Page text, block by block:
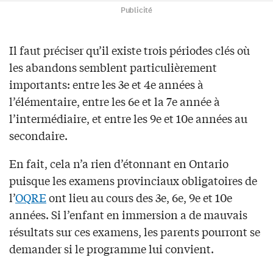
Publicité
Il faut préciser qu’il existe trois périodes clés où
les abandons semblent particulièrement
importants: entre les 3e et 4e années à
l’élémentaire, entre les 6e et la 7e année à
l’intermédiaire, et entre les 9e et 10e années au
secondaire.
En fait, cela n’a rien d’étonnant en Ontario
puisque les examens provinciaux obligatoires de
l’OQREont lieu au cours des 3e, 6e, 9e et 10e
années. Si l’enfant en immersion a de mauvais
résultats sur ces examens, les parents pourront se
demander si le programme lui convient.